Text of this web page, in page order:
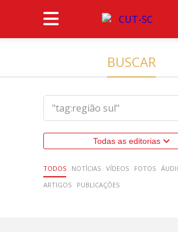
BUSCAR
Todas as editorias
TODOS NOTÍCIAS VÍDEOS FOTOS
ARTIGOS
PUBLICAÇÕES